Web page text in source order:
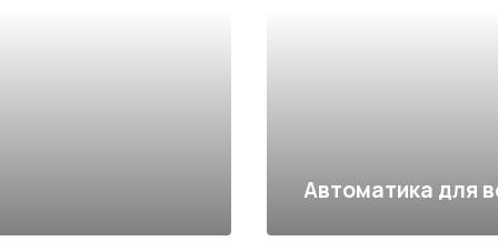
Автоматика для